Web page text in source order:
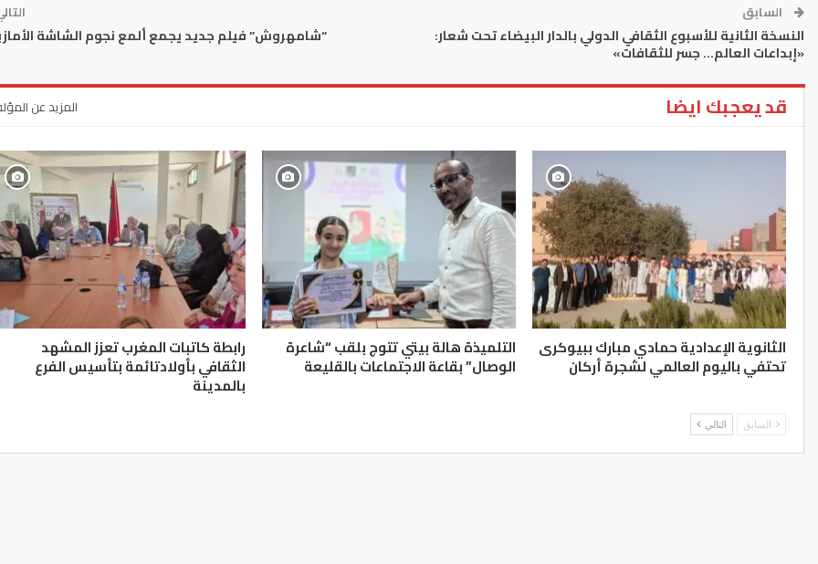
السابق
النسخة الثانية للأسبوع الثقافي الدولي بالدار البيضاء تحت شعار:
«إبداعات العالم… جسر للثقافات»
“شامهروش” فيلم جديد يجمع ألمع نجوم الشاشة
قد يعجبك ايضا المزيد عن
الثانوية الإعدادية حمادي مبارك ببيوكرى
تحتفي باليوم العالمي لشجرة أركان
التلميذة هالة بيتي تتوج بلقب “شاعرة
الوصال” بقاعة الاجتماعات بالقليعة
رابطة كاتبات المغرب تعزز المشهد
الثقافي بأولادتائمة بتأسيس الفرع
بالمدينة
السابق التالي